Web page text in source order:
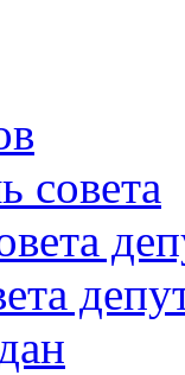
совета